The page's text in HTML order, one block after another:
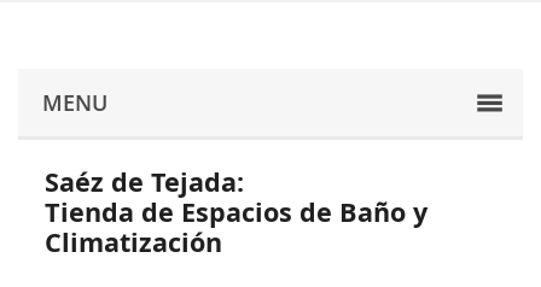
MENU
Saéz de Tejada:
Tienda de Espacios de Baño y
Climatización